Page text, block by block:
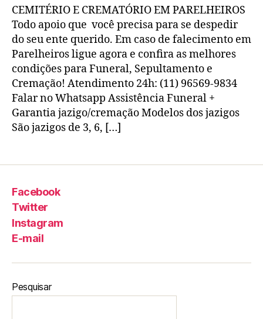
CEMITÉRIO E CREMATÓRIO EM PARELHEIROS
Todo apoio que você precisa para se despedir
do seu ente querido. Em caso de falecimento em
Parelheiros ligue agora e confira as melhores
condições para Funeral, Sepultamento e
Cremação! Atendimento 24h: (11) 96569-9834
Falar no Whatsapp Assistência Funeral +
Garantia jazigo/cremação Modelos dos jazigos
São jazigos de 3, 6, […]
Facebook
Twitter
Instagram
E-mail
Pesquisar